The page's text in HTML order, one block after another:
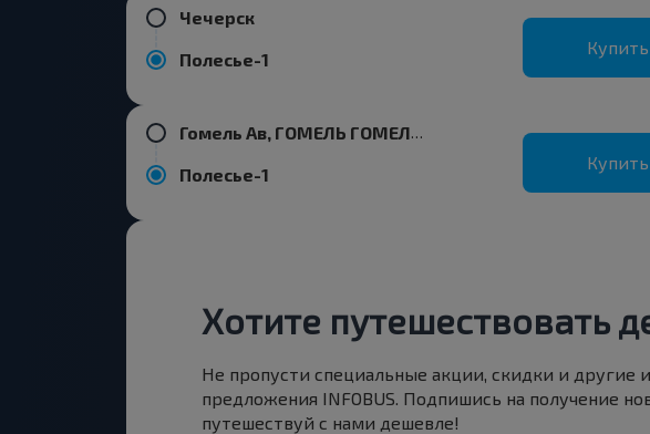
Чечерск
Полесье-1
Купить
Гомель Ав, ГОМЕЛЬ ГОМЕЛЬСКАЯ ОБЛ. Беларусь
Полесье-1
Купить
Хотите путешествовать
Не пропусти специальные акции, скидки и другие
предложения INFOBUS. Подпишись на получение
путешествуй с нами дешевле!